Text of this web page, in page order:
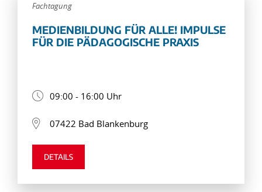
Fachtagung
MEDIENBILDUNG FÜR ALLE! IMPULSE
FÜR DIE PÄDAGOGISCHE PRAXIS
09:00 - 16:00 Uhr
07422 Bad Blankenburg
DETAILS